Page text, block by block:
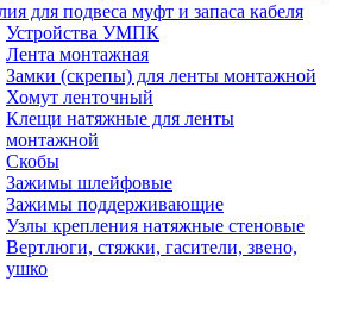
для подвеса муфт и запаса кабеля
Устройства УМПК
Лента монтажная
Замки (скрепы) для ленты монтажной
Хомут ленточный
Клещи натяжные для ленты
монтажной
Скобы
Зажимы шлейфовые
Зажимы поддерживающие
Узлы крепления натяжные стеновые
Вертлюги, стяжки, гасители, звено,
ушко